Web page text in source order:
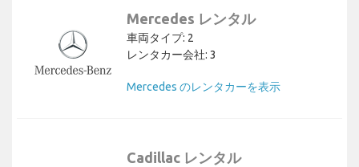
Mercedes レンタル
車両タイプ: 2
レンタカー会社: 3
Mercedes のレンタカーを表示
Cadillac レンタル